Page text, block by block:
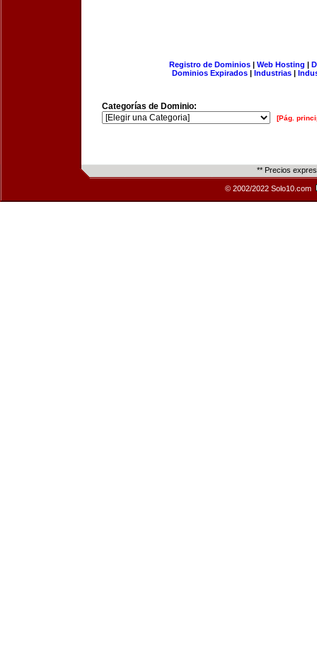
Registro de Dominios| Web Hosting |
Dominios Expirados | Industrias |
Categorías de Dominio:
[Pág.
** Precios
© 2002/2022 Solo10.com